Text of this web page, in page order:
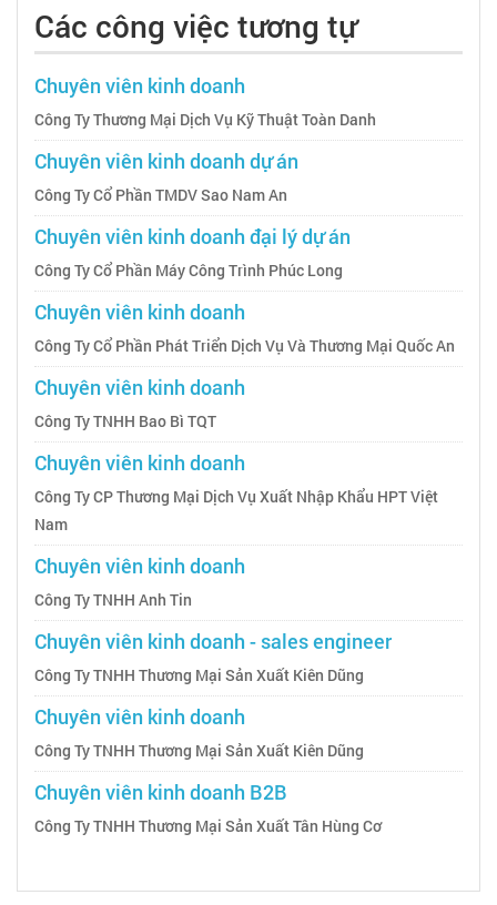
Các công việc tương tự
Chuyên viên kinh doanh
Công Ty Thương Mại Dịch Vụ Kỹ Thuật Toàn Danh
Chuyên viên kinh doanh dự án
Công Ty Cổ Phần TMDV Sao Nam An
Chuyên viên kinh doanh đại lý dự án
Công Ty Cổ Phần Máy Công Trình Phúc Long
Chuyên viên kinh doanh
Công Ty Cổ Phần Phát Triển Dịch Vụ Và Thương Mại Quốc An
Chuyên viên kinh doanh
Công Ty TNHH Bao Bì TQT
Chuyên viên kinh doanh
Công Ty CP Thương Mại Dịch Vụ Xuất Nhập Khẩu HPT Việt
Nam
Chuyên viên kinh doanh
Công Ty TNHH Anh Tin
Chuyên viên kinh doanh - sales engineer
Công Ty TNHH Thương Mại Sản Xuất Kiên Dũng
Chuyên viên kinh doanh
Công Ty TNHH Thương Mại Sản Xuất Kiên Dũng
Chuyên viên kinh doanh B2B
Công Ty TNHH Thương Mại Sản Xuất Tân Hùng Cơ